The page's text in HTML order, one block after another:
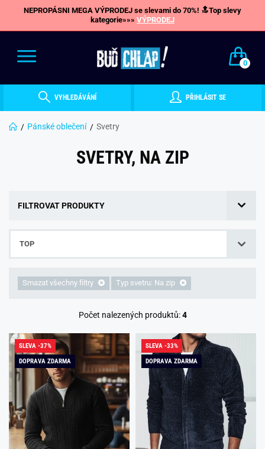
NEPROPÁSNI MEGA VÝPRODEJ se slevami do 70%! 🔝Top slevy
kategorie»»» VÝPRODEJ
0
VYHLEDÁVÁNÍ PŘIHLÁSIT SE
Pánské oblečení Svetry
SVETRY, NA ZIP
FILTROVAT PRODUKTY
TOP
Smazat všechny filtry Typ svetru: Na zip
Počet nalezených produktů:4
SLEVA -37%
DOPRAVA ZDARMA
SLEVA -33%
DOPRAVA ZDARMA